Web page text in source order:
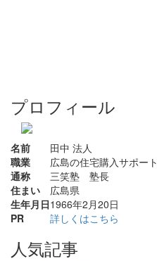
プロフィール
名前
田中 法人
職業
広島の住宅購入サポート
通称
三笑塾 塾長
住まい
広島県
生年月日1966年2月20日
PR
詳しくはこちら
人気記事